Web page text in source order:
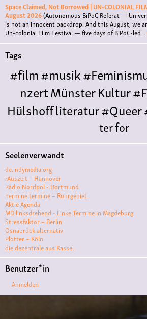
Space Claimed, Not Borrowed | UN•COLONIAL
August 2026(Autonomous BiPoC Referat —
is not an innocent backdrop. And this August, we
Un•colonial Film Festival — five days of BiPoC-led
Tags
#film#musik
nzertMünsterKultur
Hülshoffliteratur#Queer
ter for
LiteraturePolyamorie
Polyamorietreff
Monogamie
ismuskunstantisemitismus
urDFG-
VKqueer#Demo
ve
#film #kino
#filmclub#Münster
#menschenrechte
#filmwerkstatttmünster
Seelenverwandt
de.indymedia.org
rAuszeit – Hannover
Radio Nordpol - Dortmund
hermine termine – Ruhrgebiet
Aktie Agenda
MD linksdrehend - Linke Termine in Magdeburg
Stressfaktor – Berlin
Osnabrück alternativ
Plotter – Köln
die dezentrale aus Kassel
Benutzer*in
Anmelden